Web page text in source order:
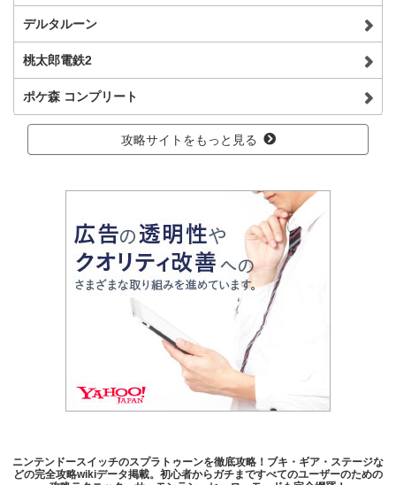
デルタルーン
桃太郎電鉄2
ポケ森 コンプリート
攻略サイトをもっと見る
ニンテンドースイッチのスプラトゥーンを徹底攻略！ブキ・ギア・ステージな
どの完全攻略wikiデータ掲載。初心者からガチまですべてのユーザーのための